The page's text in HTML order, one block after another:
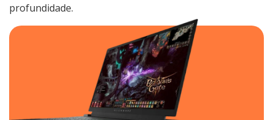
profundidade.